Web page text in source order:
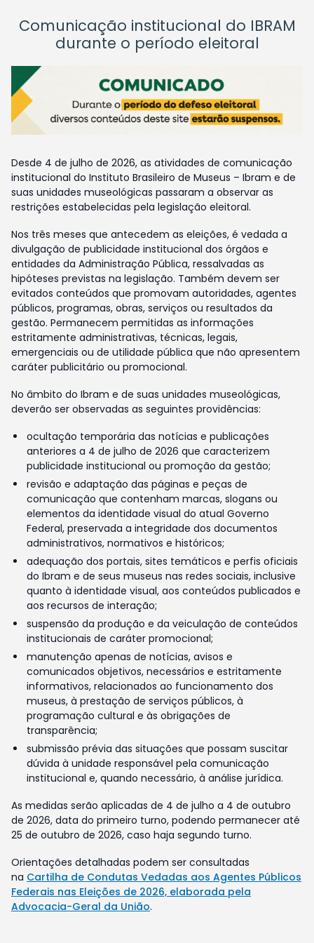
Comunicação institucional do IBRAM
durante o período eleitoral
Desde 4 de julho de 2026, as atividades de comunicação
institucional do Instituto Brasileiro de Museus – Ibram e de
suas unidades museológicas passaram a observar as
restrições estabelecidas pela legislação eleitoral.
Nos três meses que antecedem as eleições, é vedada a
divulgação de publicidade institucional dos órgãos e
entidades da Administração Pública, ressalvadas as
hipóteses previstas na legislação. Também devem ser
evitados conteúdos que promovam autoridades, agentes
públicos, programas, obras, serviços ou resultados da
gestão. Permanecem permitidas as informações
estritamente administrativas, técnicas, legais,
emergenciais ou de utilidade pública que não apresentem
caráter publicitário ou promocional.
No âmbito do Ibram e de suas unidades museológicas,
deverão ser observadas as seguintes providências:
ocultação temporária das notícias e publicações
anteriores a 4 de julho de 2026 que caracterizem
publicidade institucional ou promoção da gestão;
revisão e adaptação das páginas e peças de
comunicação que contenham marcas, slogans ou
elementos da identidade visual do atual Governo
Federal, preservada a integridade dos documentos
administrativos, normativos e históricos;
adequação dos portais, sites temáticos e perfis oficiais
do Ibram e de seus museus nas redes sociais, inclusive
quanto à identidade visual, aos conteúdos publicados e
aos recursos de interação;
suspensão da produção e da veiculação de conteúdos
institucionais de caráter promocional;
manutenção apenas de notícias, avisos e
comunicados objetivos, necessários e estritamente
informativos, relacionados ao funcionamento dos
museus, à prestação de serviços públicos, à
programação cultural e às obrigações de
transparência;
submissão prévia das situações que possam suscitar
dúvida à unidade responsável pela comunicação
institucional e, quando necessário, à análise jurídica.
As medidas serão aplicadas de 4 de julho a 4 de outubro
de 2026, data do primeiro turno, podendo permanecer até
25 de outubro de 2026, caso haja segundo turno.
Orientações detalhadas podem ser consultadas
na Cartilha de Condutas Vedadas aos Agentes Públicos
Federais nas Eleições de 2026, elaborada pela
Advocacia-Geral da União.